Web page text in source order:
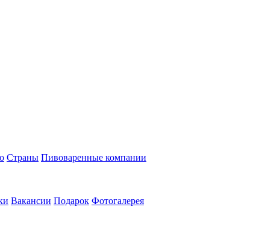
Страны Пивоваренные компании
Вакансии Подарок Фотогалерея